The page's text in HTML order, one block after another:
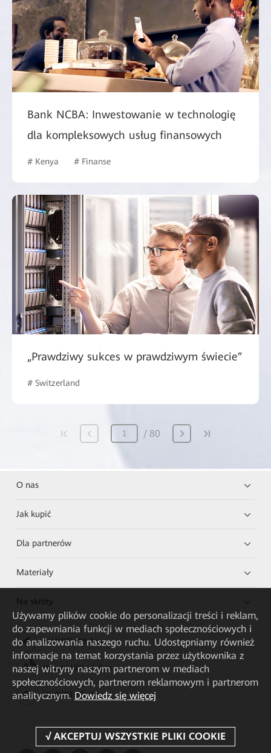
Bank NCBA: Inwestowanie w technologię
dla kompleksowych usług finansowych
# Kenya # Finanse
„Prawdziwy sukces w prawdziwym świecie”
# Switzerland
80
O nas
Jak kupić
Dla partnerów
Materiały
Na skróty
HUAWEI eKit App
Huawei HiKnow App
HUAWEI eFly App
Używamy plików cookie do personalizacji treści i reklam,
do zapewniania funkcji w mediach społecznościowych i
do analizowania naszego ruchu. Udostępniamy również
informacje na temat korzystania przez użytkownika z
naszej witryny naszym partnerom w mediach
społecznościowych, partnerom reklamowym i partnerom
analitycznym. Dowiedz się więcej